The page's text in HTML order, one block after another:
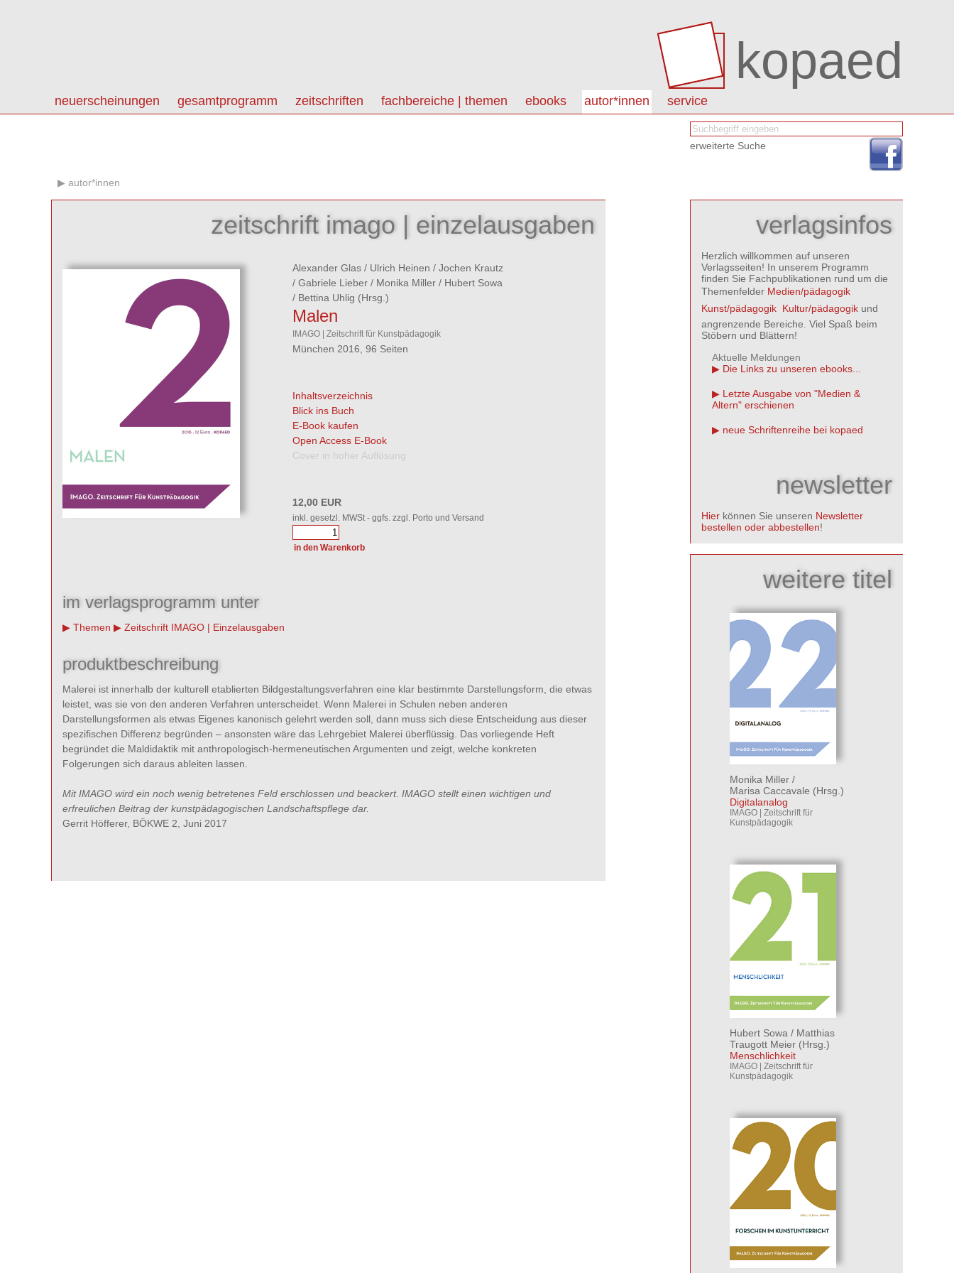
kopaed
neuerscheinungen gesamtprogramm zeitschriften fachbereiche | themen ebooks autor*innen service
erweiterte Suche
autor*innen
zeitschrift imago | einzelausgaben
Alexander Glas / Ulrich Heinen / Jochen Krautz
/ Gabriele Lieber / Monika Miller / Hubert Sowa
/ Bettina Uhlig (Hrsg.)
Malen
IMAGO | Zeitschrift für Kunstpädagogik
München 2016, 96 Seiten
Inhaltsverzeichnis
Blick ins Buch
E-Book kaufen
Open Access E-Book
Cover in hoher Auflösung
12,00 EUR
inkl. gesetzl. MWSt - ggfs. zzgl. Porto und Versand
im verlagsprogramm unter
Themen Zeitschrift IMAGO | Einzelausgaben
produktbeschreibung
Malerei ist innerhalb der kulturell etablierten Bildgestaltungsverfahren eine klar bestimmte Darstellungsform, die etwas
leistet, was sie von den anderen Verfahren unterscheidet. Wenn Malerei in Schulen neben anderen
Darstellungsformen als etwas Eigenes kanonisch gelehrt werden soll, dann muss sich diese Entscheidung aus dieser
spezifischen Differenz begründen – ansonsten wäre das Lehrgebiet Malerei überflüssig. Das vorliegende Heft
begründet die Maldidaktik mit anthropologisch-hermeneutischen Argumenten und zeigt, welche konkreten
Folgerungen sich daraus ableiten lassen.
Mit IMAGO wird ein noch wenig betretenes Feld erschlossen und beackert. IMAGO stellt einen wichtigen und
erfreulichen Beitrag der kunstpädagogischen Landschaftspflege dar.
Gerrit Höfferer, BÖKWE 2, Juni 2017
verlagsinfos
Herzlich willkommen auf unseren
Verlagsseiten! In unserem Programm
finden Sie Fachpublikationen rund um die
Themenfelder Medien/pädagogik
Kunst/pädagogik Kultur/pädagogik und
angrenzende Bereiche. Viel Spaß beim
Stöbern und Blättern!
Aktuelle Meldungen
Die Links zu unseren ebooks...
Letzte Ausgabe von "Medien &
Altern" erschienen
neue Schriftenreihe bei kopaed
newsletter
Hier können Sie unseren Newsletter
bestellen oder abbestellen!
weitere titel
Monika Miller /
Marisa Caccavale (Hrsg.)
Digitalanalog
IMAGO | Zeitschrift für
Kunstpädagogik
Hubert Sowa / Matthias
Traugott Meier (Hrsg.)
Menschlichkeit
IMAGO | Zeitschrift für
Kunstpädagogik